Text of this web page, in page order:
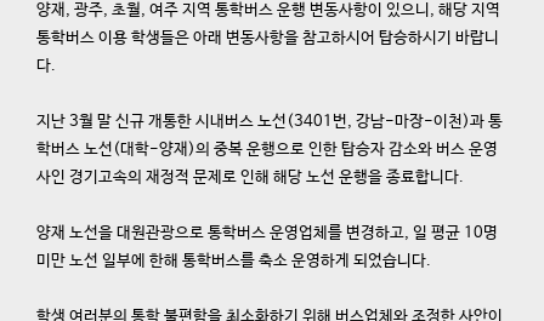
양재, 광주, 초월, 여주 지역 통학버스 운행 변동사항이 있으니, 해당 지역
통학버스 이용 학생들은 아래 변동사항을 참고하시어 탑승하시기 바랍니
다.
지난 3월 말 신규 개통한 시내버스 노선(3401번, 강남-마장-이천)과 통
학버스 노선(대학-양재)의 중복 운행으로 인한 탑승자 감소와 버스 운영
사인 경기고속의 재정적 문제로 인해 해당 노선 운행을 종료합니다.
양재 노선을 대원관광으로 통학버스 운영업체를 변경하고, 일 평균 10명
미만 노선 일부에 한해 통학버스를 축소 운영하게 되었습니다.
학생 여러분의 통학 불편함을 최소화하기 위해 버스업체와 조정한 사안이